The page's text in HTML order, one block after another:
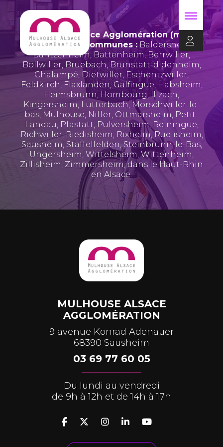
Mulhouse Alsace Agglomération (m2A)
regroupe 39 communes : Baldersheim,
Bantzenheim, Battenheim, Berrwiller,
Bollwiller, Bruebach,Brunstatt-didenheim,
Chalampé, Dietwiller, Eschentzwiller,
Feldkirch, Flaxlanden,Galfingue, Habsheim,
Heimsbrunn, Hombourg,Illzach,
Kingersheim, Lutterbach, Morschwiller-le-
bas, Mulhouse, Niffer, Ottmarsheim, Petit-
Landau, Pfastatt, Pulversheim, Reiningue,
Richwiller, Riedisheim, Rixheim,Ruelisheim,
Sausheim, Staffelfelden, Steinbrunn-le-Bas,
Ungersheim, Wittelsheim,Wittenheim,
Zillisheim, Zimmersheim, dans le Haut-Rhin
en Alsace.
MULHOUSE ALSACE
AGGLOMÉRATION
9 avenue Konrad Adenauer
68390 Sausheim
03 69 77 60 05
Du lundi au vendredi
de 9h à 12h et de 14h à 17h